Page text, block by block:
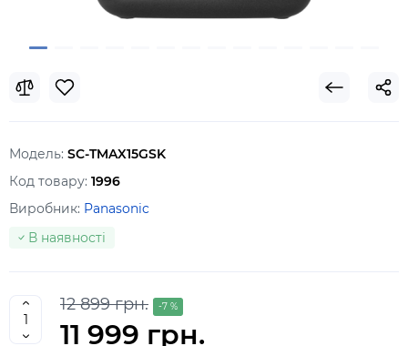
Модель: SC-TMAX15GSK
Код товару: 1996
Виробник: Panasonic
В наявності
12 899 грн. -7 %
11 999 грн.